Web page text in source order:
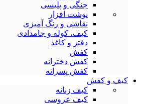
جنگی و پلیسی
نوشت افزار
نقاشی و رنگ آمیزی
کیف، کوله و جامدادی
دفتر و کاغذ
کفش
کفش دخترانه
کفش پسرانه
کیف و کفش
کیف زنانه
کیف عروسی